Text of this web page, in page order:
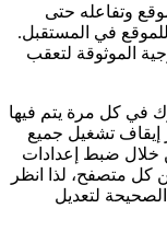
وتفاعله حتى
في المستقبل.
الموثوقة لتعقب
في كل مرة يتم فيها
إيقاف تشغيل جميع
خلال ضبط إعدادات
كل متصفح، لذا انظر
لتعديل